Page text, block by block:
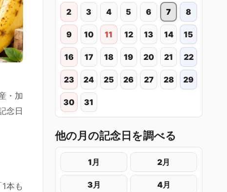
・加
念日
本も
2 3 4 5 6 7 8
9 10 11 12 13 14 15
16 17 18 19 20 21 22
23 24 25 26 27 28 29
30 31
他の月の記念日を調べる
1月 2月
3月 4月